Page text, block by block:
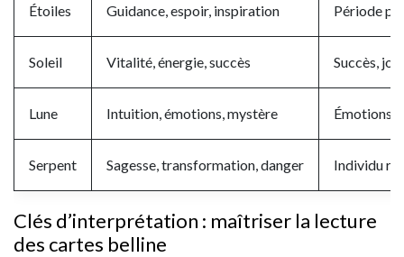
Étoiles Guidance, espoir, inspiration Période
Soleil Vitalité, énergie, succès Succès,
Lune Intuition, émotions, mystère Émotions
Serpent Sagesse, transformation, danger Individu
Clés d’interprétation : maîtriser la lecture
des cartes belline